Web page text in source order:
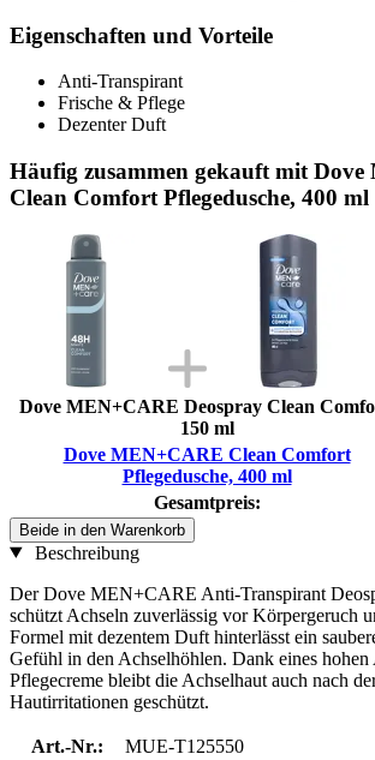
Eigenschaften und Vorteile
Anti-Transpirant
Frische & Pflege
Dezenter Duft
Häufig zusammen gekauft mit
Clean Comfort Pflegedusche, 400 ml
Dove MEN+CARE Deospray Clean
150 ml
Dove MEN+CARE Clean Comfort
Pflegedusche, 400 ml
Gesamtpreis:
Beide in den Warenkorb
Beschreibung
Der Dove MEN+CARE Anti-Transpirant
schützt Achseln zuverlässig vor Körpergeruch
Formel mit dezentem Duft hinterlässt ein
Gefühl in den Achselhöhlen. Dank eines hohen
Pflegecreme bleibt die Achselhaut auch nach
Hautirritationen geschützt.
Art.-Nr.:
MUE-T125550